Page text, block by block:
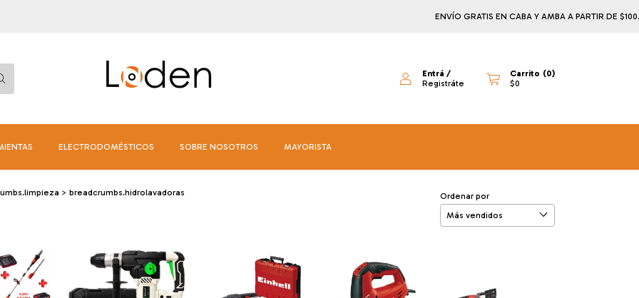
ENVÍO GRATIS EN CABA Y AMBA A PARTIR DE $100.000
Entrá /
Registráte
Carrito (0)
$0
ELECTRODOMÉSTICOS SOBRE NOSOTROS MAYORISTA
> breadcrumbs.hidrolavadoras Ordenar por